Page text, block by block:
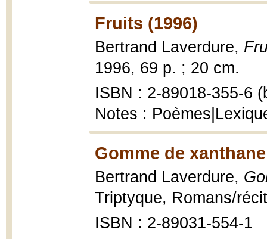
Fruits (1996)
Bertrand Laverdure,
1996, 69 p. ; 20 cm.
ISBN : 2-89018-355-6
Notes :
Gomme de
Bertrand Laverdure,
Triptyque, Romans/
ISBN : 2-89031-554-1